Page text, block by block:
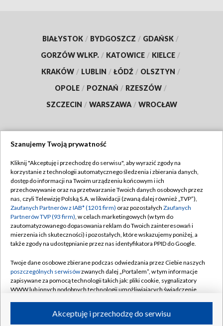
BIAŁYSTOK / BYDGOSZCZ / GDAŃSK /
GORZÓW WLKP. / KATOWICE / KIELCE /
KRAKÓW / LUBLIN / ŁÓDŹ / OLSZTYN /
OPOLE / POZNAŃ / RZESZÓW /
SZCZECIN / WARSZAWA / WROCŁAW
TVP
Abonament TVP
Emisja w TVP
Centrum informacji TVP
Naziemna Telewizja Cyfrowa
Rada Programowa
System NOS
Informacje o nadawcy
Program dla prasy
Regulamin TVP
Polityka prywatności
Moje zgody
Pomoc
Kontakt
Kanały
Szanujemy Twoją prywatność
Kliknij "Akceptuję i przechodzę do serwisu", aby wyrazić zgody na
korzystanie z technologii automatycznego śledzenia i zbierania danych,
dostęp do informacji na Twoim urządzeniu końcowym i ich
przechowywanie oraz na przetwarzanie Twoich danych osobowych przez
nas, czyli Telewizję Polską S.A. w likwidacji (zwaną dalej również „TVP”),
Zaufanych Partnerów z IAB* (1201 firm) oraz pozostałych Zaufanych
Partnerów TVP (93 firm), w celach marketingowych (w tym do
zautomatyzowanego dopasowania reklam do Twoich zainteresowań i
mierzenia ich skuteczności) i pozostałych, które wskazujemy poniżej, a
także zgody na udostępnianie przez nas identyfikatora PPID do Google.
Twoje dane osobowe zbierane podczas odwiedzania przez Ciebie naszych
poszczególnych serwisówzwanych dalej „Portalem”, w tym informacje
zapisywane za pomocą technologii takich jak: pliki cookie, sygnalizatory
WWW lub innych podobnych technologii umożliwiających świadczenie
ruchu w Internecie.Akceptuję i przechodzę do serwisu